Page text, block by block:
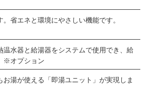
省エネと環境にやさしい機能です。
水器と給湯器をシステムで使用でき、給
※オプション
湯が使える「即湯ユニット」が実現しま